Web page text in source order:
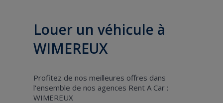
Louer un véhicule à
WIMEREUX
Profitez de nos meilleures offres dans
l'ensemble de nos agences Rent A Car :
WIMEREUX